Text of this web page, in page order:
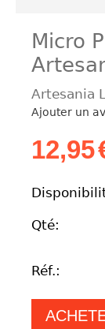
Micro
Artesania
Ajouter un
12,95
Qté:
Réf.: